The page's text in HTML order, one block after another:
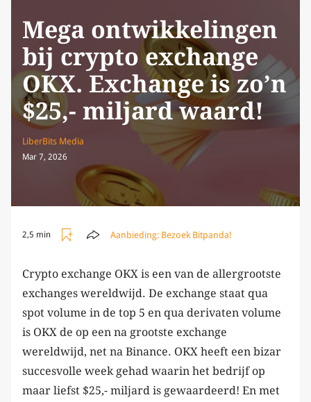
Mega ontwikkelingen
bij crypto exchange
OKX. Exchange is zo’n
$25,- miljard waard!
LiberBits Media
Mar 7, 2026
2,5 min Aanbieding: Bezoek Bitpanda!
Crypto exchange OKX is een van de allergrootste
exchanges wereldwijd. De exchange staat qua
spot volume in de top 5 en qua derivaten volume
is OKX de op een na grootste exchange
wereldwijd, net na Binance. OKX heeft een bizar
succesvolle week gehad waarin het bedrijf op
maar liefst $25,- miljard is gewaardeerd! En met